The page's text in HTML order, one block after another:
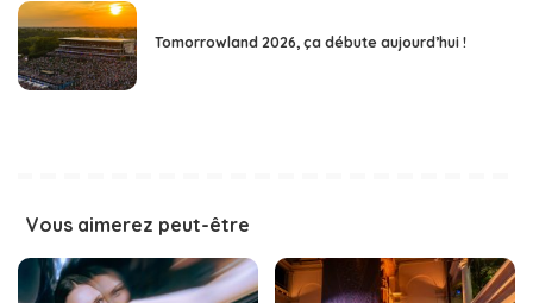
Tomorrowland 2026, ça débute aujourd’hui !
Vous aimerez peut-être